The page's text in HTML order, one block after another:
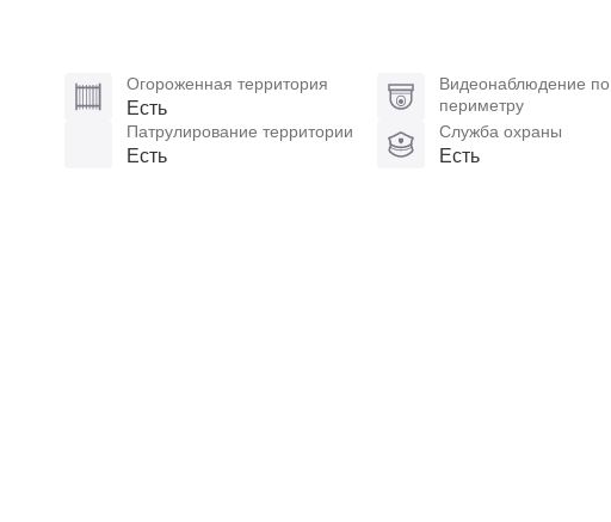
Огороженная территория
Есть
Видеонаблюдение по
периметру
Патрулирование территории
Есть
Служба охраны
Есть